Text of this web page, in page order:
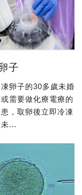
子
卵子的30多歲未婚
需要做化療電療的
，取卵後立即冷凍
...